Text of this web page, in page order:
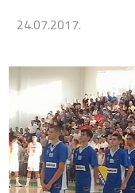
24.07.2017.